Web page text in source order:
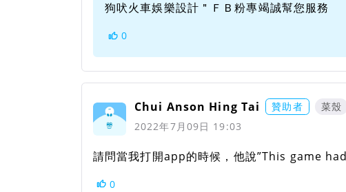
狗吠火車娛樂設計＂ＦＢ粉專竭誠幫您服務
0
Chui Anson Hing Tai 贊助者
菜殼
2022年7月09日 19:03
請問當我打開app的時候，他說”This game
0